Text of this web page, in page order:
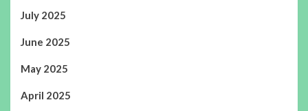
July 2025
June 2025
May 2025
April 2025